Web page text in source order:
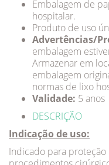
Embalagem de
hospitalar.
Produto de uso
Advertências/
embalagem
Armazenar em
embalagem
normas de lixo
Validade: 5 anos
DESCRIÇÃO
Indicação de uso:
Indicado para